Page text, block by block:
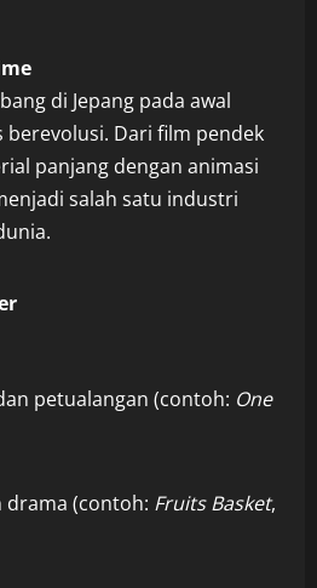
di Jepang pada awal
berevolusi. Dari film pendek
panjang dengan animasi
salah satu industri
petualangan (contoh: One
drama (contoh: Fruits Basket,